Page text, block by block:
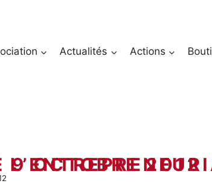
Actualités Actions
AU FÉMININ LE 9 OCTOBRE 2012